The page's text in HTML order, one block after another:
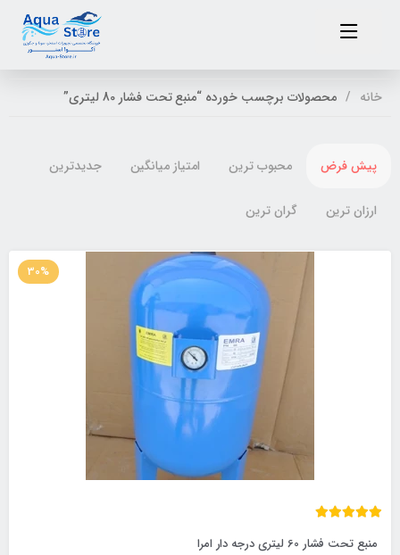
خانه محصولات برچسب خورده “منبع تحت فشار 80 لیتری”
پیش فرض محبوب ترین امتیاز میانگین جدیدترین
ارزان ترین گران ترین
30%
منبع تحت فشار 60 لیتری درجه دار امرا